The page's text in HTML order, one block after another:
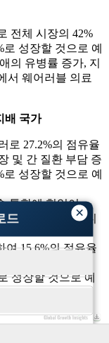
×
드
전체 시장의 42%
성장할 것으로 예
의 유병률 증가, 지
서 웨어러블 의료
배 국가
로 27.2%의 점유율
및 간 질환 부담 증
성장할 것으로 예
통합에 힘입어
를 차지했습니
여 15.6%의 점유율
촉진하는 국가 이
성장할 것으로 예